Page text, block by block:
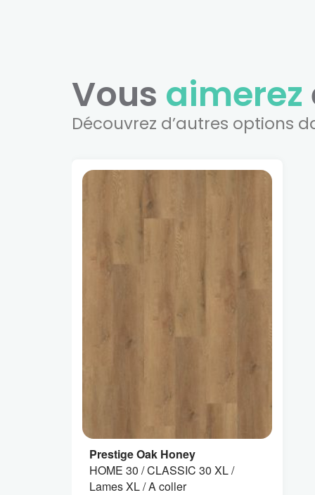
Vous aimerez
Découvrez d’autres options
Prestige Oak Honey
HOME 30 / CLASSIC 30 XL /
Lames XL / A coller